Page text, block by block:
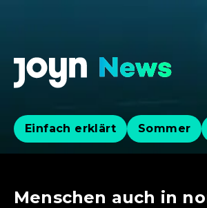
Einfach erklärt Sommer
Menschen auch in